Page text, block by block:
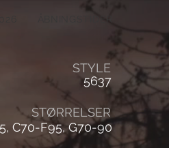
STYLE
5637
STØRRELSER
C70-F95, G70-90